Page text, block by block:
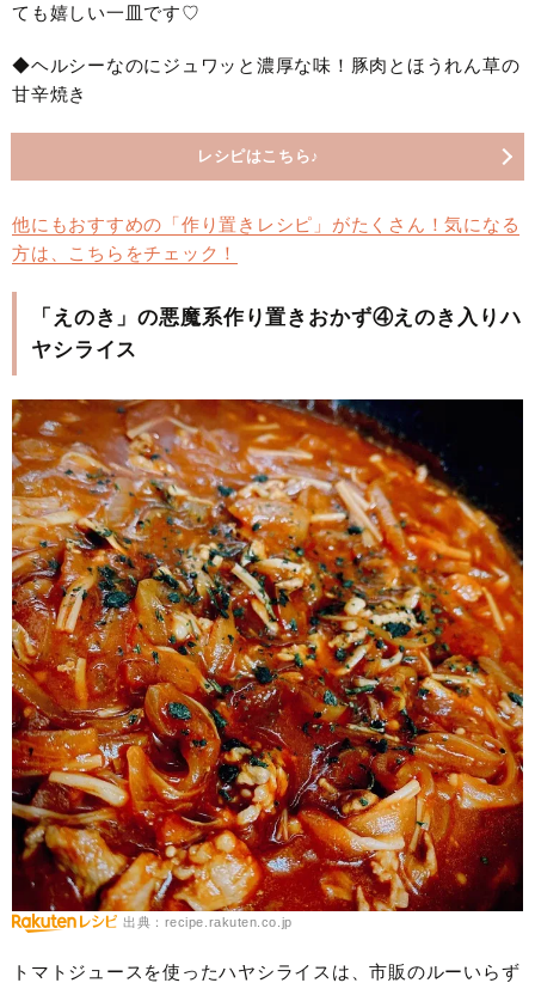
ても嬉しい一皿です♡
◆ヘルシーなのにジュワッと濃厚な味！豚肉とほうれん草の
甘辛焼き
レシピはこちら♪
他にもおすすめの「作り置きレシピ」がたくさん！気になる
方は、こちらをチェック！
「えのき」の悪魔系作り置きおかず④えのき入りハ
ヤシライス
出典：recipe.rakuten.co.jp
トマトジュースを使ったハヤシライスは、市販のルーいらず